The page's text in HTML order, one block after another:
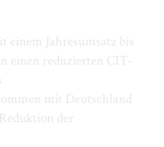
einem Jahresumsatz bis
einen reduzierten CIT-
mit Deutschland
der